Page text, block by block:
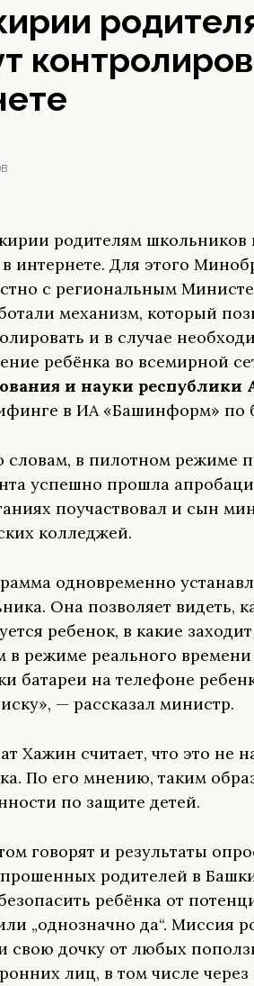
родителям школьников
интернете. Для этого
с региональным
механизм, который
и в случае
ребёнка во всемирной
и науки
в ИА «Башинформ» по
словам, в пилотном режиме
успешно прошла
поучаствовал и сын
колледжей.
одновременно
Она позволяет видеть,
ребенок, в какие
в режиме реального
батареи на телефоне
— рассказал министр.
Хажин считает, что это не
По его мнению, таким
по защите детей.
говорят и результаты
родителей в
ребёнка от
„однозначно да“. Миссия
свою дочку от любых
лиц, в том числе